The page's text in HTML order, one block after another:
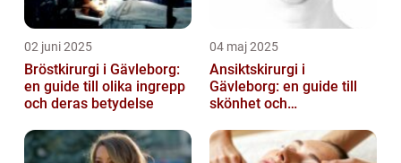
02 juni 2025
Bröstkirurgi i Gävleborg:
en guide till olika ingrepp
och deras betydelse
04 maj 2025
Ansiktskirurgi i
Gävleborg: en guide till
skönhet och